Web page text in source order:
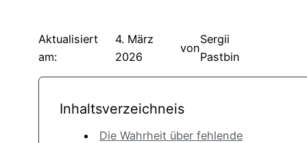
Aktualisiert
am:
4. März
2026
von
Sergii
Pastbin
Inhaltsverzeichneis
Die Wahrheit über fehlende